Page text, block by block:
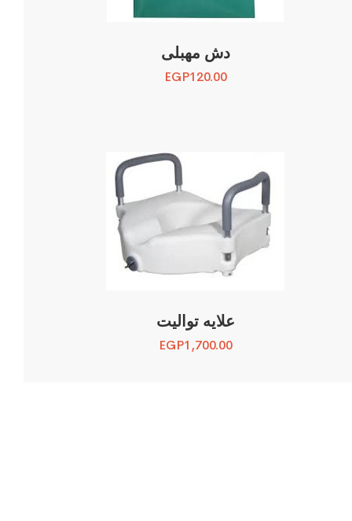
دش مهبلى
EGP120.00
علايه تواليت
EGP1,700.00